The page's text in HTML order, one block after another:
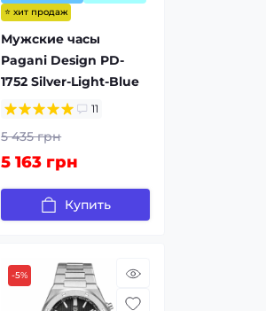
⭐ хит продаж
Мужские часы
Pagani Design PD-
1752 Silver-Light-Blue
11
5 435 грн
5 163 грн
Купить
-5%